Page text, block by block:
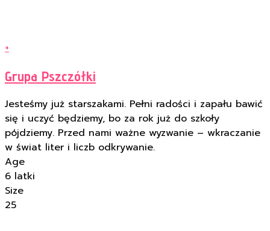
+
Grupa Pszczółki
Jesteśmy już starszakami. Pełni radości i zapału bawić
się i uczyć będziemy, bo za rok już do szkoły
pójdziemy. Przed nami ważne wyzwanie – wkraczanie
w świat liter i liczb odkrywanie.
Age
6 latki
Size
25